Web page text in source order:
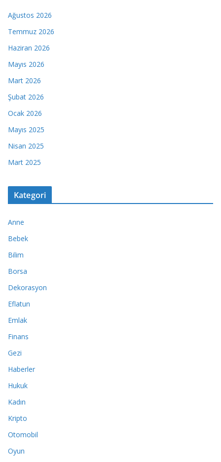
Ağustos 2026
Temmuz 2026
Haziran 2026
Mayıs 2026
Mart 2026
Şubat 2026
Ocak 2026
Mayıs 2025
Nisan 2025
Mart 2025
Kategori
Anne
Bebek
Bilim
Borsa
Dekorasyon
Eflatun
Emlak
Finans
Gezi
Haberler
Hukuk
Kadın
Kripto
Otomobil
Oyun